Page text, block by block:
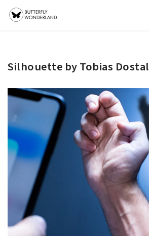
Silhouette by Tobias Dostal